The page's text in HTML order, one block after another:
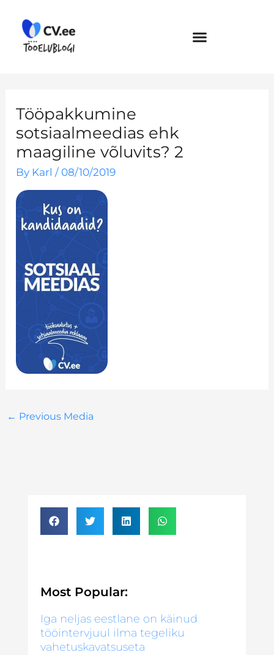
content
Tööpakkumine
sotsiaalmeedias ehk
maagiline võluvits? 2
By Karl/ 08/10/2019
← Previous Media
Most Popular:
Iga neljas eestlane on käinud
tööintervjuul ilma tegeliku
vahetuskavatsuseta